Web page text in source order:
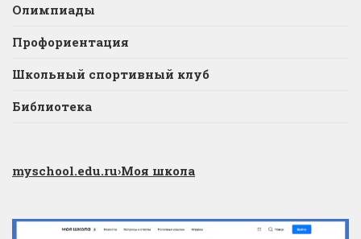
Олимпиады
Профориентация
Школьный спортивный клуб
Библиотека
myschool.edu.ru›Моя школа